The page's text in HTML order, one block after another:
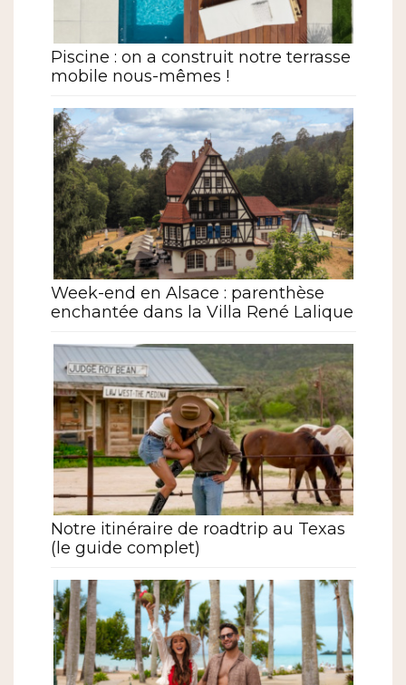
Piscine : on a construit notre terrasse
mobile nous-mêmes !
Week-end en Alsace : parenthèse
enchantée dans la Villa René Lalique
Notre itinéraire de roadtrip au Texas
(le guide complet)